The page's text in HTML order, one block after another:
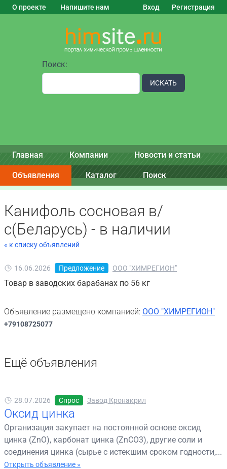
О проекте Напишите нам Вход Регистрация
Поиск:
ИСКАТЬ
Главная Компании Новости и статьи
Объявления Каталог Поиск
Канифоль сосновая в/
с(Беларусь) - в наличии
« к списку объявлений
16.06.2026 Предложение ООО "ХИМРЕГИОН"
Товар в заводских барабанах по 56 кг
Объявление размещено компанией: ООО "ХИМРЕГИОН"
+79108725077
Ещё объявления
28.07.2026 Спрос Завод Кронакрил
Оксид цинка
Организация закупает на постоянной основе оксид
цинка (ZnO), карбонат цинка (ZnCO3), другие соли и
соединения цинка (сырье с истекшим сроком годности,...
Открыть объявление »